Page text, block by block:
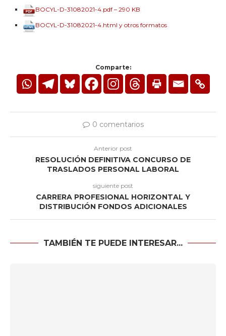
BOCYL-D-31082021-4.pdf – 290 KB
BOCYL-D-31082021-4.html y otros formatos
Comparte:
0 comentarios
Anterior post
RESOLUCIÓN DEFINITIVA CONCURSO DE
TRASLADOS PERSONAL LABORAL
siguiente post
CARRERA PROFESIONAL HORIZONTAL Y
DISTRIBUCIÓN FONDOS ADICIONALES
TAMBIÉN TE PUEDE INTERESAR...